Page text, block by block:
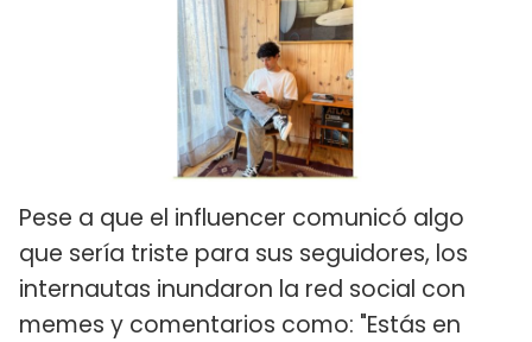
Pese a que el influencer comunicó algo
que sería triste para sus seguidores, los
internautas inundaron la red social con
memes y comentarios como: "Estás en